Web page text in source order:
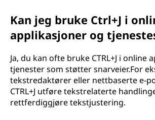
Kan jeg bruke Ctrl+J i
applikasjoner og
Ja, du kan ofte bruke CTRL+J i online
tjenester som støtter snarveier.For
tekstredaktører eller nettbaserte e-
CTRL+J utføre tekstrelaterte
rettferdiggjøre tekstjustering.